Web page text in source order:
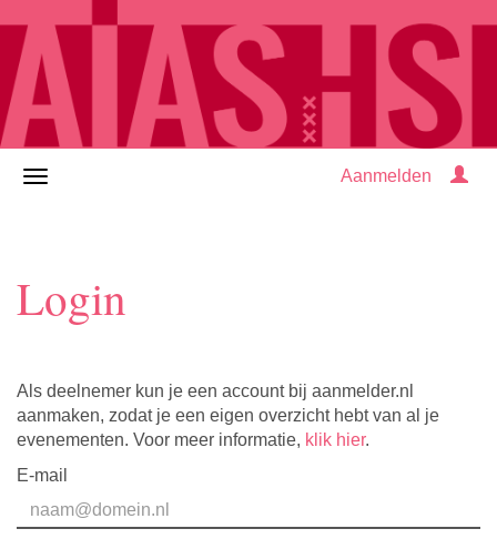
Aanmelden
Login
Als deelnemer kun je een account bij aanmelder.nl
aanmaken, zodat je een eigen overzicht hebt van al je
evenementen. Voor meer informatie, klik hier.
E-mail